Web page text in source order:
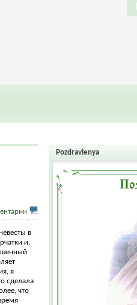
в
и,
я
сделала
что
Pozdravlenya